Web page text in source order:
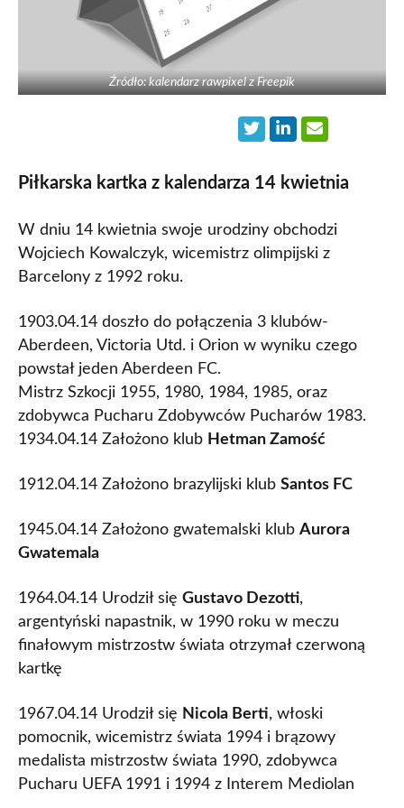
Źródło: kalendarz rawpixel z Freepik
Piłkarska kartka z kalendarza 14 kwietnia
W dniu 14 kwietnia swoje urodziny obchodzi
Wojciech Kowalczyk, wicemistrz olimpijski z
Barcelony z 1992 roku.
1903.04.14 doszło do połączenia 3 klubów-
Aberdeen, Victoria Utd. i Orion w wyniku czego
powstał jeden Aberdeen FC.
Mistrz Szkocji 1955, 1980, 1984, 1985, oraz
zdobywca Pucharu Zdobywców Pucharów 1983.
1934.04.14 Założono klub Hetman Zamość
1912.04.14 Założono brazylijski klub Santos FC
1945.04.14 Założono gwatemalski klub Aurora
Gwatemala
1964.04.14 Urodził się Gustavo Dezotti,
argentyński napastnik, w 1990 roku w meczu
finałowym mistrzostw świata otrzymał czerwoną
kartkę
1967.04.14 Urodził się Nicola Berti, włoski
pomocnik, wicemistrz świata 1994 i brązowy
medalista mistrzostw świata 1990, zdobywca
Pucharu UEFA 1991 i 1994 z Interem Mediolan